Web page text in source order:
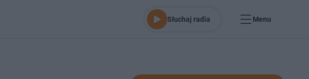
Słuchaj radia Menu